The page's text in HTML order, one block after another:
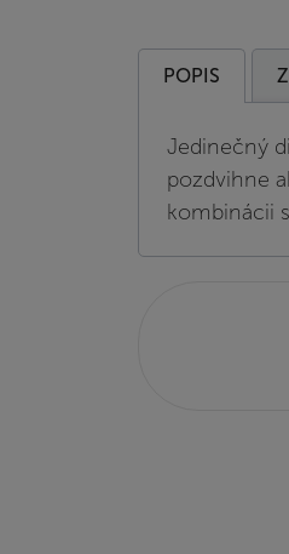
POPIS
Jedinečný
pozdvihne
kombinácii